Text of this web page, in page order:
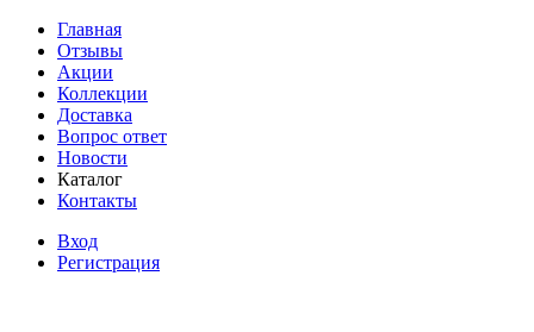
Главная
Отзывы
Акции
Коллекции
Доставка
Вопрос ответ
Новости
Каталог
Контакты
Вход
Регистрация